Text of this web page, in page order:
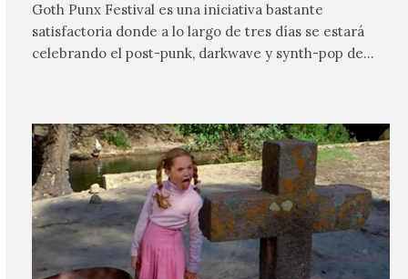
Goth Punx Festival es una iniciativa bastante
satisfactoria donde a lo largo de tres días se estará
celebrando el post-punk, darkwave y synth-pop de